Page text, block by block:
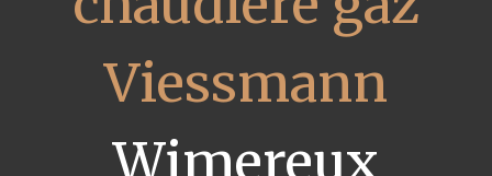
Viessmann
Wimereux